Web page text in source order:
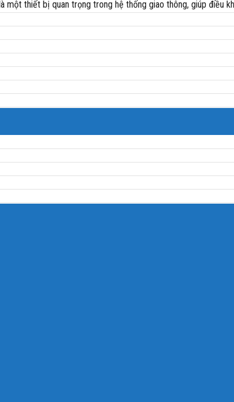
là một thiết bị quan trọng trong hệ thống giao thông, giúp điều